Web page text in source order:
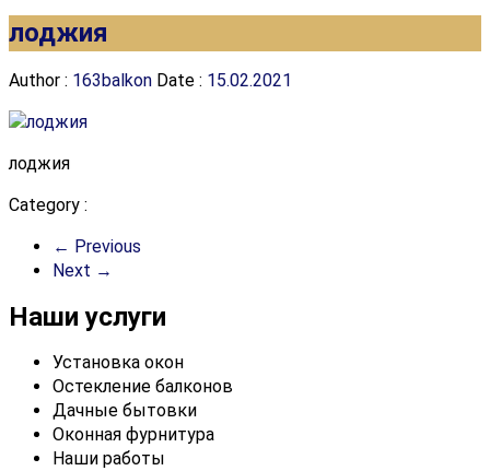
лоджия
Author : 163balkon Date : 15.02.2021
лоджия
Category :
← Previous
Next →
Наши услуги
Установка окон
Остекление балконов
Дачные бытовки
Оконная фурнитура
Наши работы